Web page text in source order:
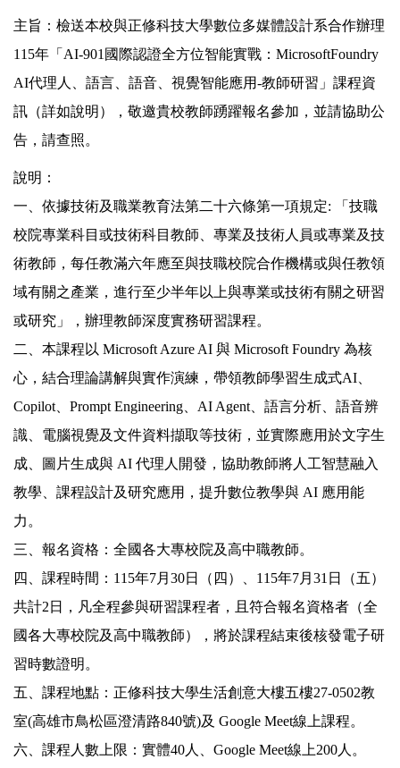
主旨：檢送本校與正修科技大學數位多媒體設計系合作辦理
115年「AI-901國際認證全方位智能實戰：MicrosoftFoundry
AI代理人、語言、語音、視覺智能應用-教師研習」課程資
訊（詳如說明），敬邀貴校教師踴躍報名參加，並請協助公
告，請查照。
說明：
一、依據技術及職業教育法第二十六條第一項規定: 「技職
校院專業科目或技術科目教師、專業及技術人員或專業及技
術教師，每任教滿六年應至與技職校院合作機構或與任教領
域有關之產業，進行至少半年以上與專業或技術有關之研習
或研究」，辦理教師深度實務研習課程。
二、本課程以 Microsoft Azure AI 與 Microsoft Foundry 為核
心，結合理論講解與實作演練，帶領教師學習生成式AI、
Copilot、Prompt Engineering、AI Agent、語言分析、語音辨
識、電腦視覺及文件資料擷取等技術，並實際應用於文字生
成、圖片生成與 AI 代理人開發，協助教師將人工智慧融入
教學、課程設計及研究應用，提升數位教學與 AI 應用能
力。
三、報名資格：全國各大專校院及高中職教師。
四、課程時間：115年7月30日（四）、115年7月31日（五）
共計2日，凡全程參與研習課程者，且符合報名資格者（全
國各大專校院及高中職教師），將於課程結束後核發電子研
習時數證明。
五、課程地點：正修科技大學生活創意大樓五樓27-0502教
室(高雄市鳥松區澄清路840號)及 Google Meet線上課程。
六、課程人數上限：實體40人、Google Meet線上200人。